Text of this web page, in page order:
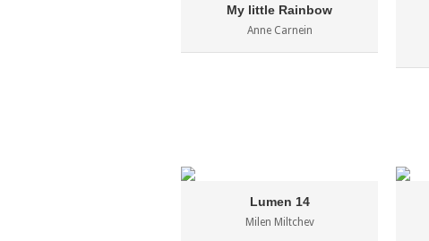
My little Rainbow
Anne Carnein
Lumen 14
Milen Miltchev